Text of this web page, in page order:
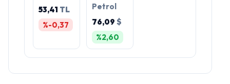
53,41 TL
%-0,37
Petrol
76,09$
%2,60